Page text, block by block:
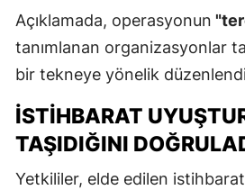
Açıklamada, operasyonun
tanımlanan organizasyonlar
bir tekneye yönelik
İSTIHBARAT
TAŞIDIĞINI
Yetkililer, elde edilen